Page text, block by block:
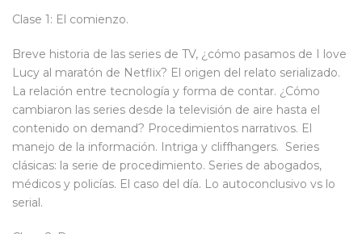
Clase 1: El comienzo.
Breve historia de las series de TV, ¿cómo pasamos de I love
Lucy al maratón de Netflix? El origen del relato serializado.
La relación entre tecnología y forma de contar. ¿Cómo
cambiaron las series desde la televisión de aire hasta el
contenido on demand? Procedimientos narrativos. El
manejo de la información. Intriga y cliffhangers. Series
clásicas: la serie de procedimiento. Series de abogados,
médicos y policías. El caso del día. Lo autoconclusivo vs lo
serial.